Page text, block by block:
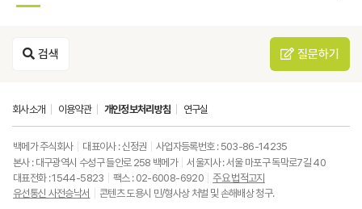
검색 질문하기
회사소개 이용약관 개인정보처리방침 연구실
백메가 주식회사 대표이사 : 신정권
사업자등록번호 : 503-86-14235
본사 : 대구광역시 수성구 들안로 258 백메가
서울지사 : 서울 마포구 독막로7길 40
대표전화 : 1544-5823
팩스 : 02-6008-6920
주요 법적고지
유선통신 사전승낙서
콘텐츠 도용시 민/형사상 처벌 및 손해배상 청구.